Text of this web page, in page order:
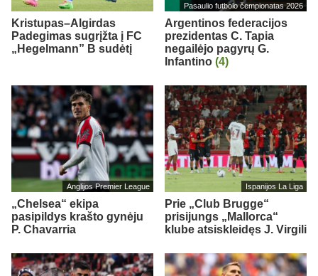
Kristupas–Algirdas
Padegimas sugrįžta į FC
„Hegelmann” B sudėtį
Pasaulio futbolo čempionatas 2026
Argentinos federacijos
prezidentas C. Tapia
negailėjo pagyrų G.
Infantino (4)
Anglijos Premier League
„Chelsea“ ekipa
pasipildys krašto gynėju
P. Chavarria
Ispanijos La Liga
Prie „Club Brugge“
prisijungs „Mallorca“
klube atsiskleidęs J. Virgili